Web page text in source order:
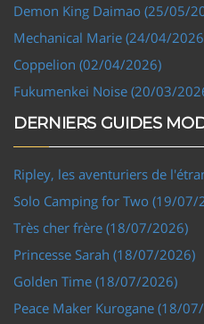
Demon King Daimao (25/05/
Mechanical Marie (24/04/
Coppelion (02/04/2026)
Fukumenkei Noise (20/03/
DERNIERS GUIDES
Ripley, les aventuriers de
Solo Camping for Two (19/07/
Très cher frère (18/07/2026)
Princesse Sarah (18/07/2026)
Golden Time (18/07/2026)
Peace Maker Kurogane (18/